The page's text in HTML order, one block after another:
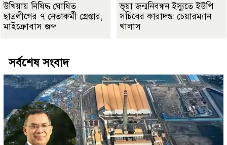
উখিয়ায় নিষিদ্ধ ঘোষিত
ছাত্রলীগের ৭ নেতাকর্মী গ্রেপ্তার,
মাইক্রোবাস জব্দ
ভূয়া জন্মনিবন্ধন ইস্যুতে ইউপি
সচিবের কারাদণ্ড: চেয়ারম্যান
খালাস
সর্বশেষ সংবাদ